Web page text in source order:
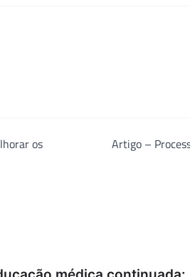
os
Artigo –